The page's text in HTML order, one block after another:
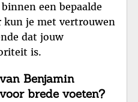
een bepaalde
kun je met vertrouwen
dat jouw
is.
Benjamin
brede voeten?